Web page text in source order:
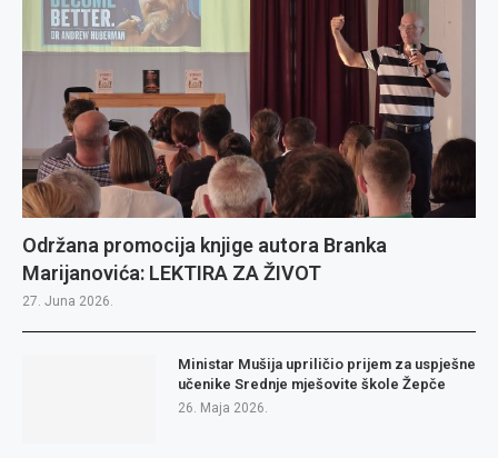
Održana promocija knjige autora Branka
Marijanovića: LEKTIRA ZA ŽIVOT
27. Juna 2026.
Ministar Mušija upriličio prijem za uspješne
učenike Srednje mješovite škole Žepče
26. Maja 2026.